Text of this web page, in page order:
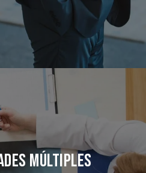
Múltiples